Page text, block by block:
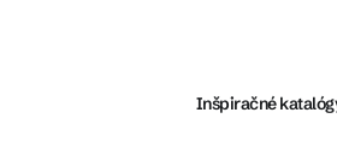
Inšpiračné